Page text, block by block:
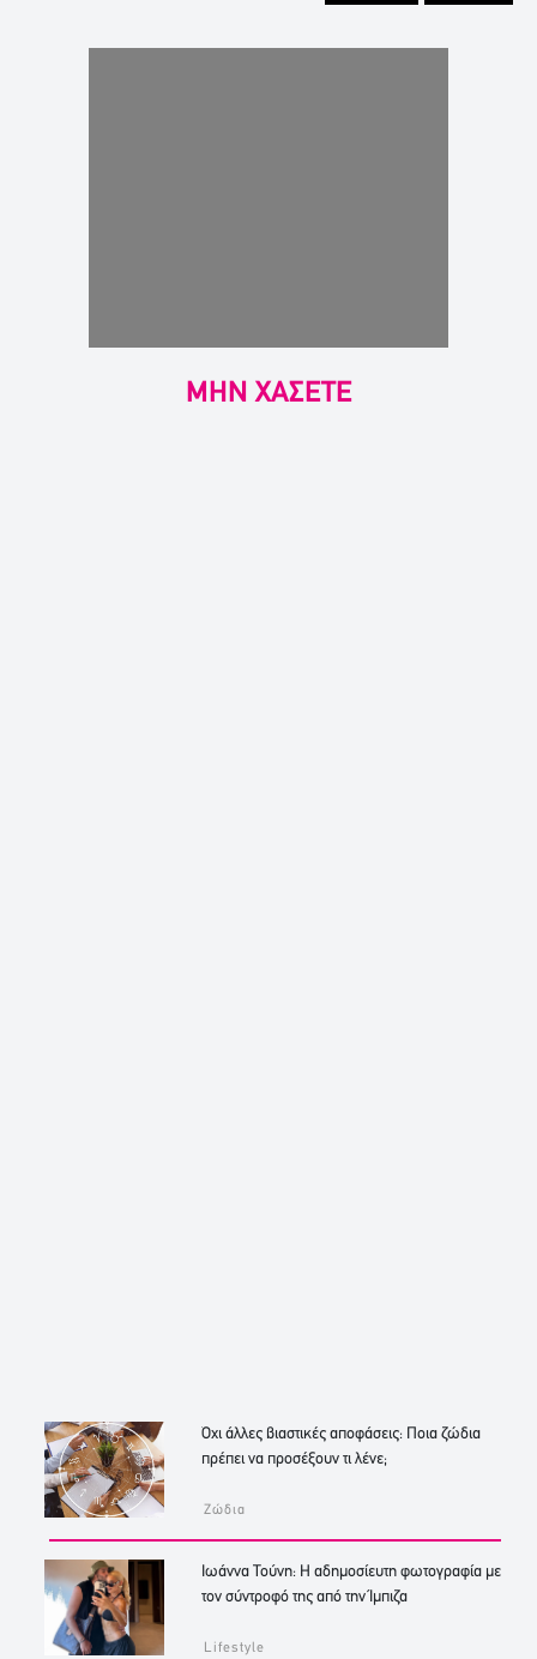
ΜΗΝ ΧΑΣΕΤΕ
Όχι άλλες βιαστικές αποφάσεις: Ποια ζώδια
πρέπει να προσέξουν τι λένε;
Ζώδια
Ιωάννα Τούνη: Η αδημοσίευτη φωτογραφία με
τον σύντροφό της από την Ίμπιζα
Lifestyle